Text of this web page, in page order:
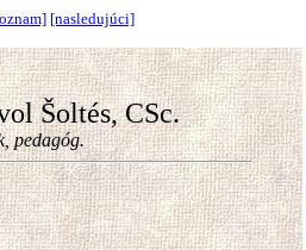
[nasledujúci]
Šoltés, CSc.
pedagóg.